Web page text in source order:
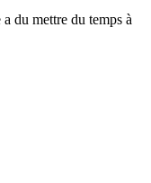
du mettre du temps à